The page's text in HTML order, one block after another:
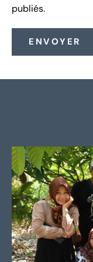
publiés.
ENVOYER